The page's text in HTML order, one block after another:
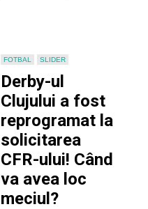
FOTBAL SLIDER
Derby-ul
Clujului a fost
reprogramat la
solicitarea
CFR-ului! Când
va avea loc
meciul?